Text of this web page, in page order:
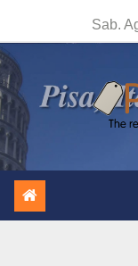
contenuto
Sab.